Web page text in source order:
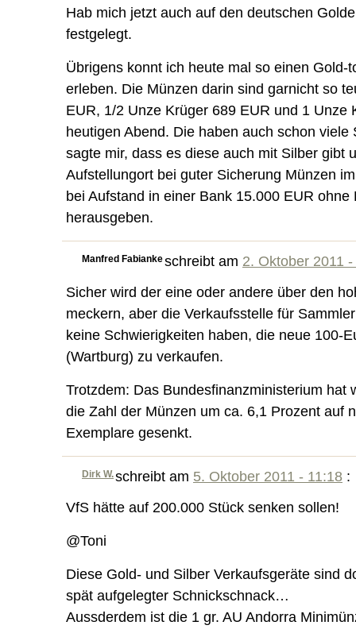
Hab mich jetzt auch auf den deutschen
festgelegt.
Übrigens konnt ich heute mal so einen Gold-
erleben. Die Münzen darin sind garnicht so
EUR, 1/2 Unze Krüger 689 EUR und 1 Unze
heutigen Abend. Die haben auch schon
sagte mir, dass es diese auch mit Silber gibt
Aufstellungort bei guter Sicherung Münzen
bei Aufstand in einer Bank 15.000 EUR ohne
herausgeben.
Manfred Fabiankeschreibt am 2. Oktober 2011
Sicher wird der eine oder andere über den
meckern, aber die Verkaufsstelle für
keine Schwierigkeiten haben, die neue 100-
(Wartburg) zu verkaufen.
Trotzdem: Das Bundesfinanzministerium hat
die Zahl der Münzen um ca. 6,1 Prozent auf
Exemplare gesenkt.
Dirk W.schreibt am 5. Oktober 2011 - 11:18 :
VfS hätte auf 200.000 Stück senken sollen!
@Toni
Diese Gold- und Silber Verkaufsgeräte sind
spät aufgelegter Schnickschnack…
Aussderdem ist die 1 gr. AU Andorra